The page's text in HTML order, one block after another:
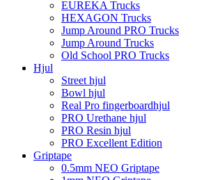
EUREKA Trucks
HEXAGON Trucks
Jump Around PRO Trucks
Jump Around Trucks
Old School PRO Trucks
Hjul
Street hjul
Bowl hjul
Real Pro fingerboardhjul
PRO Urethane hjul
PRO Resin hjul
PRO Excellent Edition
Griptape
0.5mm NEO Griptape